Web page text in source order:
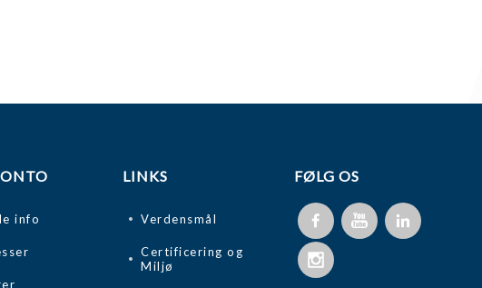
info
LINKS
Verdensmål
Certificering og
Miljø
FØLG OS